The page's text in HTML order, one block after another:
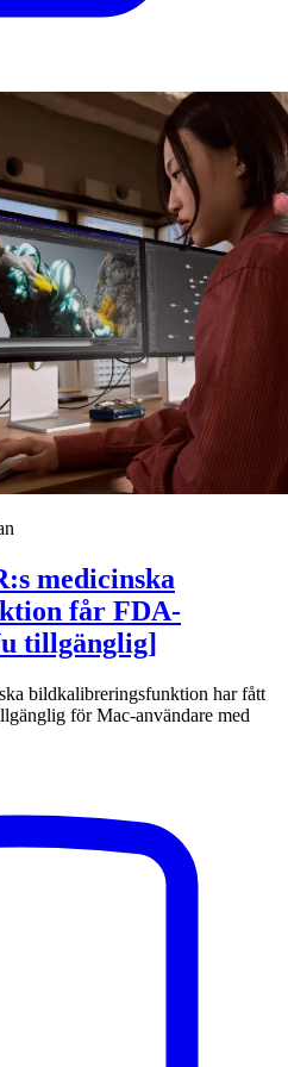
medicinska
får FDA-
tillgänglig]
bildkalibreringsfunktion har fått
för Mac-användare med